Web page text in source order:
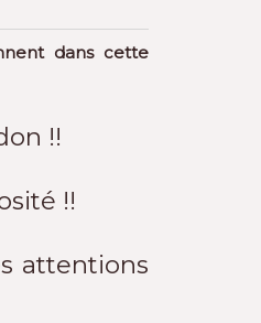
dans cette
!!
!!
attentions